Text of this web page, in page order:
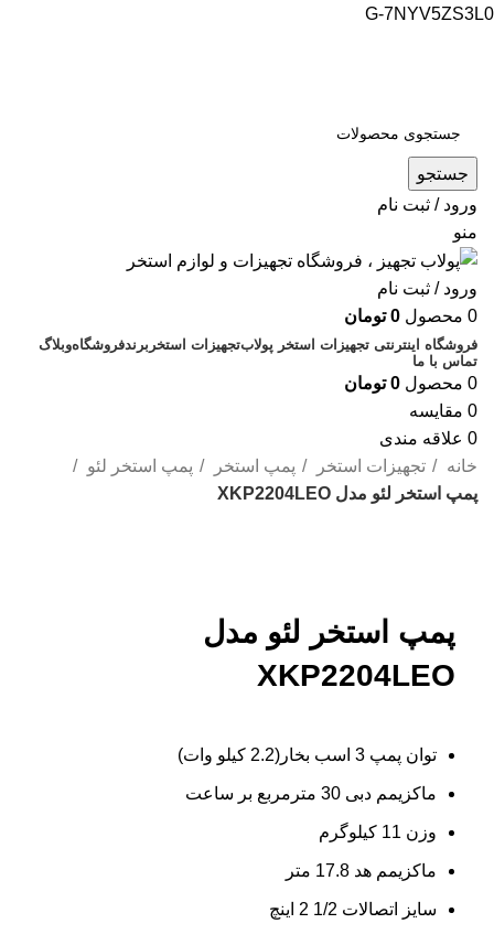
G-7NYV5ZS3L0
جستجو
ورود / ثبت نام
منو
ورود / ثبت نام
0 محصول 0 تومان
فروشگاه اینترنتی تجهیزات استخر پولابتجهیزات استخر برندفروشگاهوبلاگ
تماس با ما
0 محصول 0 تومان
0 مقایسه
0 علاقه مندی
خانه
تجهیزات استخر پمپ استخر
پمپ استخر لئو
پمپ استخر لئو مدل XKP2204LEO
پمپ استخر لئو مدل
XKP2204LEO
توان پمپ 3 اسب بخار(2.2 کیلو وات)
ماکزیمم دبی 30 مترمربع بر ساعت
وزن 11 کیلوگرم
ماکزیمم هد 17.8 متر
سایز اتصالات 1/2 2 اینچ